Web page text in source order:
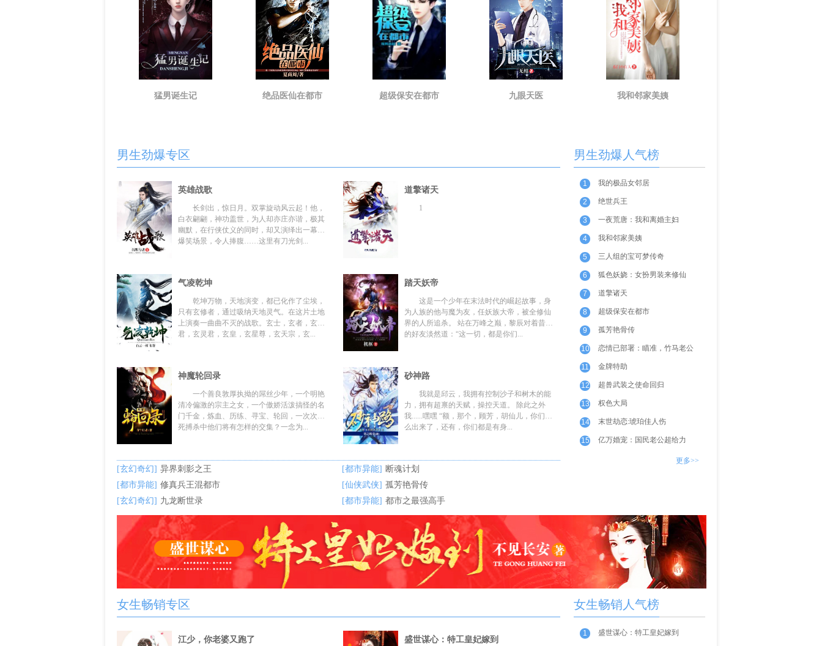
猛男诞生记 绝品医仙在都市 超级保安在都市 九眼天医 我和邻家美姨
男生劲爆专区
英雄战歌
长剑出，惊日月。双掌旋动风云起！他，
白衣翩翩，神功盖世，为人却亦庄亦谐，极其
幽默，在行侠仗义的同时，却又演绎出一幕幕
爆笑场景，令人捧腹……这里有刀光剑...
道擎诸天
1
气凌乾坤
乾坤万物，天地演变，都已化作了尘埃，
只有玄修者，通过吸纳天地灵气。在这片土地
上演奏一曲曲不灭的战歌。玄士，玄者，玄
君，玄灵君，玄皇，玄星尊，玄天宗，玄...
踏天妖帝
这是一个少年在末法时代的崛起故事，身
为人族的他与魔为友，任妖族大帝，被全修仙
界的人所追杀。 站在万峰之巅，黎辰对着昔日
的好友淡然道：“这一切，都是你们...
神魔轮回录
一个善良敦厚执拗的屌丝少年，一个明艳
清冷偏激的宗主之女，一个傲娇活泼搞怪的名
门千金，炼血、历练、寻宝、轮回，一次次生
死搏杀中他们将有怎样的交集？一念为...
砂神路
我就是邱云，我拥有控制沙子和树木的能
力，拥有超禀的天赋，操控天道。 除此之外
我......嘿嘿 “额，那个，顾芳，胡仙儿，你们怎
么出来了，还有，你们都是有身...
[玄幻奇幻] 异界刺影之王 [都市异能] 断魂计划
[都市异能] 修真兵王混都市 [仙侠武侠] 孤芳艳骨传
[玄幻奇幻] 九龙断世录 [都市异能] 都市之最强高手
男生劲爆人气榜
1 我的极品女邻居
2 绝世兵王
3 一夜荒唐：我和离婚主妇
4 我和邻家美姨
5 三人组的宝可梦传奇
6 狐色妖娆：女扮男装来修仙
7 道擎诸天
8 超级保安在都市
9 孤芳艳骨传
10 恋情已部署：瞄准，竹马老公
11 金牌特助
12 超兽武装之使命回归
13 权色大局
14 末世劫恋:琥珀佳人伤
15 亿万婚宠：国民老公超给力
更多>>
女生畅销专区
江少，你老婆又跑了 盛世谋心：特工皇妃嫁到
女生畅销人气榜
1 盛世谋心：特工皇妃嫁到